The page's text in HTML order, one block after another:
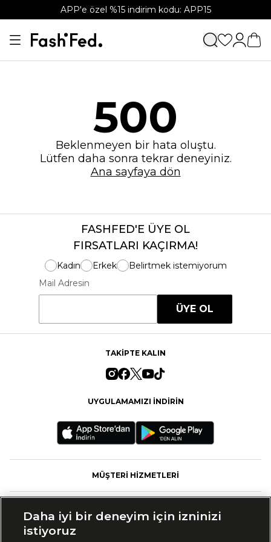
APP'e özel %15 indirim kodu: APP15
500
Beklenmeyen bir hata oluştu.
Lütfen daha sonra tekrar deneyiniz.
Ana sayfaya dön
FASHFED'E ÜYE OL
FIRSATLARI KAÇIRMA!
Kadın Erkek
Belirtmek istemiyorum
Mail Adresin
ÜYE OL
TAKİPTE KALIN
UYGULAMAMIZI İNDİRİN
MÜŞTERİ HİZMETLERİ
Daha iyi bir deneyim için izninizi
istiyoruz